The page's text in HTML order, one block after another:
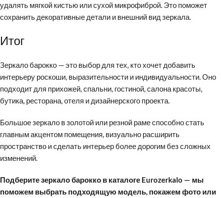
удалять мягкой кистью или сухой микрофиброй. Это поможет
сохранить декоративные детали и внешний вид зеркала.
Итог
Зеркало барокко — это выбор для тех, кто хочет добавить
интерьеру роскоши, выразительности и индивидуальности. Оно
подходит для прихожей, спальни, гостиной, салона красоты,
бутика, ресторана, отеля и дизайнерского проекта.
Большое зеркало в золотой или резной раме способно стать
главным акцентом помещения, визуально расширить
пространство и сделать интерьер более дорогим без сложных
изменений.
Подберите зеркало барокко в каталоге Eurozerkalo — мы
поможем выбрать подходящую модель, покажем фото или